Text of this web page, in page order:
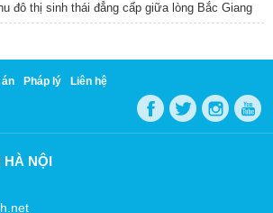
đô thị sinh thái đẳng cấp giữa lòng Bắc Giang
án Pháp lý Liên hệ
HÀ NỘI